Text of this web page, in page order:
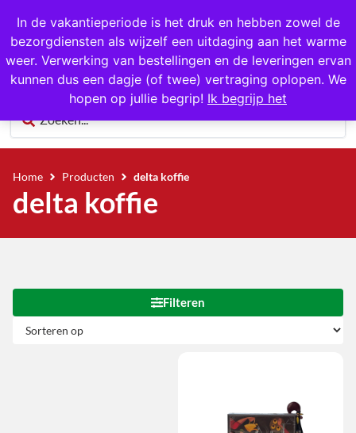
In de vakantieperiode is het druk en hebben zowel de
bezorgdiensten als wijzelf een uitdaging aan het warme
weer. Verwerking van bestellingen en de leveringen ervan
kunnen dus een dagje (of twee) vertraging oplopen. We
hopen op jullie begrip! Ik begrijp het
1000+ producten op voorraad
0
Home Producten delta koffie
delta koffie
Filteren